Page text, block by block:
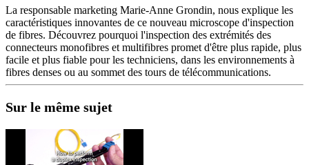
Ressources
Contactez-
nous
S'enregistrer
Se
connecter
Entreprise
Partenaires
La responsable marketing Marie-Anne Grondin, nous explique les
caractéristiques innovantes de ce nouveau microscope d'inspection
de fibres. Découvrez pourquoi l'inspection des extrémités des
connecteurs monofibres et multifibres promet d'être plus rapide, plus
facile et plus fiable pour les techniciens, dans les environnements à
fibres denses ou au sommet des tours de télécommunications.
Sur le même sujet